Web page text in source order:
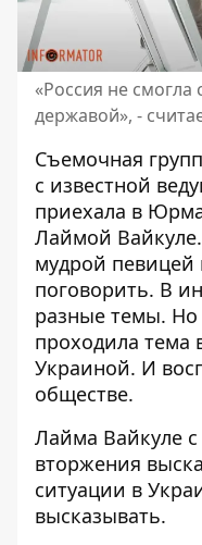
«Россия не смогла
державой», -
Съемочная
с известной
приехала в
Лаймой
мудрой певицей
поговорить. В
разные темы.
проходила тема
Украиной. И
обществе.
Лайма Вайкуле
вторжения
ситуации в
высказывать.